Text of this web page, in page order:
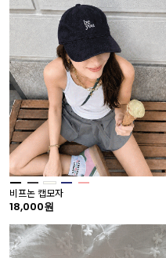
비프논 캡모자
18,000원